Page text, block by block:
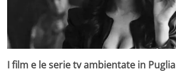
I film e le serie tv ambientate in Puglia